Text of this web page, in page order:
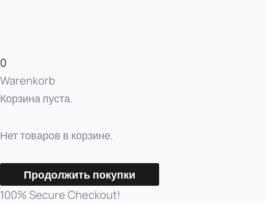
0
Warenkorb
Корзина пуста.
Нет товаров в корзине.
Продолжить покупки
100% Secure Checkout!